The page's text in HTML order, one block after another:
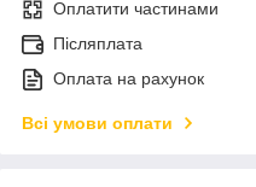
Оплатити частинами
Післяплата
Оплата на рахунок
Всі умови оплати